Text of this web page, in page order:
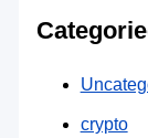
crypto